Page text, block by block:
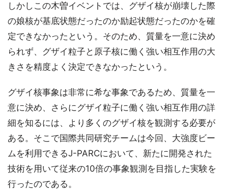
しかしこの木曽イベントでは、グザイ核が崩壊した際
の娘核が基底状態だったのか励起状態だったのかを確
定できなかったという。そのため、質量を一意に決め
られず、グザイ粒子と原子核に働く強い相互作用の大
きさを精度よく決定できなかったという。
グザイ核事象は非常に希な事象であるため、質量を一
意に決め、さらにグザイ粒子に働く強い相互作用の詳
細を知るには、より多くのグザイ核を観測する必要が
ある。そこで国際共同研究チームは今回、大強度ビー
ムを利用できるJ-PARCにおいて、新たに開発された
技術を用いて従来の10倍の事象観測を目指した実験を
行ったのである。